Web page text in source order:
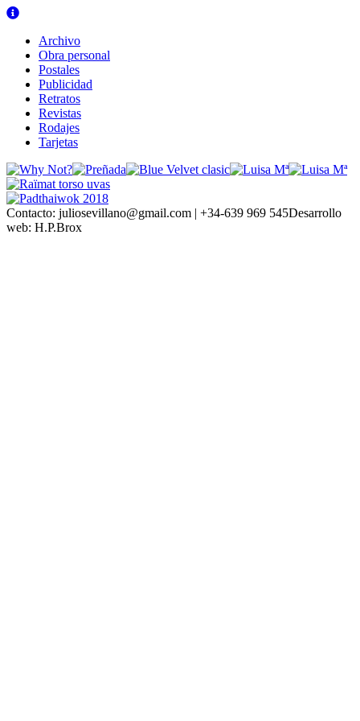
Archivo
Obra personal
Postales
Publicidad
Retratos
Revistas
Rodajes
Tarjetas
Contacto: juliosevillano@gmail.com | +34-639 969 545Desarrollo
web: H.P.Brox